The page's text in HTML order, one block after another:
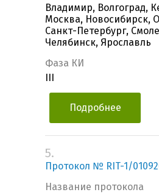
Владимир, Волгоград,
Москва, Новосибирск,
Санкт-Петербург,
Челябинск, Ярославль
Фаза КИ
Подробнее
5.
Протокол № RIT-1/
Название протокола